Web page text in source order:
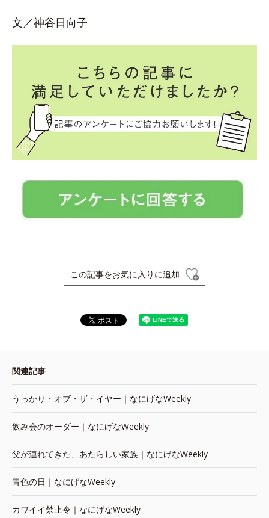
文／神谷日向子
この記事をお気に入りに追加
関連記事
うっかり・オブ・ザ・イヤー｜なにげなWeekly
飲み会のオーダー｜なにげなWeekly
父が連れてきた、あたらしい家族｜なにげなWeekly
青色の日｜なにげなWeekly
カワイイ禁止令｜なにげなWeekly